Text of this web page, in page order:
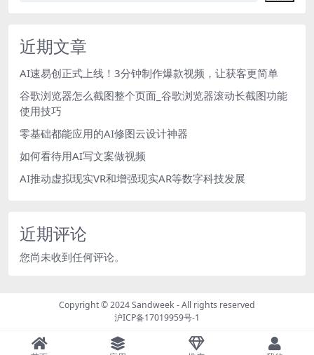
近期文章
AI速易创正式上线！3分钟制作爆款视频，让获客更简单
谷歌浏览器怎么截图整个页面_谷歌浏览器滚动长截图功能
使用技巧
零基础都能应用的AI修图云设计神器
如何看待用AI写文案做视频
AI推动虚拟现实VR和增强现实AR等数字科技发展
近期评论
您尚未收到任何评论。
Copyright © 2024Sandweek - All rights reserved
沪ICP备17019959号-1